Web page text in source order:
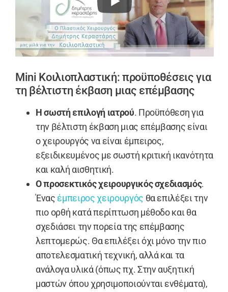
Mini Κοιλιοπλαστική: προϋποθέσεις για
τη βέλτιστη έκβαση μιας επέμβασης
Η σωστή επιλογή ιατρού. Προϋπόθεση για
την βέλτιστη έκβαση μιας επέμβασης είναι
ο χειρουργός να είναι έμπειρος,
εξειδικευμένος με σωστή κριτική ικανότητα
και καλή αισθητική.
Ο προσεκτικός χειρουργικός σχεδιασμός.
Ένας έμπειρος χειρουργός θα επιλέξει την
πιο ορθή κατά περίπτωση μέθοδο και θα
σχεδιάσει την πορεία της επέμβασης
λεπτομερώς. Θα επιλέξει όχι μόνο την πιο
αποτελεσματική τεχνική, αλλά και τα
ανάλογα υλικά (όπως πχ. Στην αυξητική
μαστών όπου χρησιμοποιούνται ενθέματα),